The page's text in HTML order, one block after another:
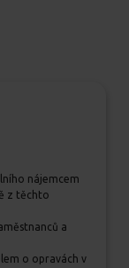
nájemcem
z těchto
a
o opravách v